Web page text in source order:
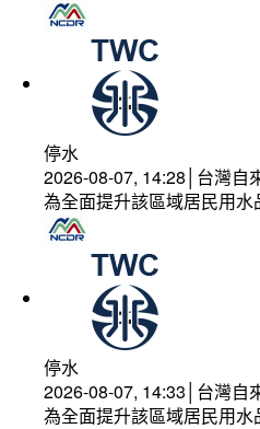
停水
2026-08-07, 14:28│台灣自
為全面提升該區域居民用
停水
2026-08-07, 14:33│台灣自
為全面提升該區域居民用